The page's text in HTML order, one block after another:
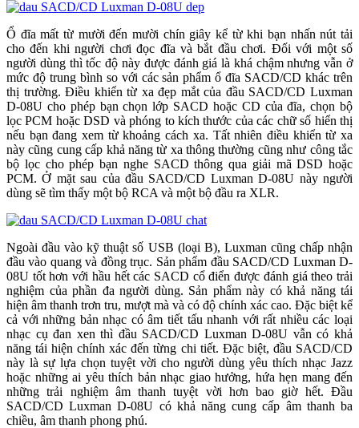
Ổ đĩa mất từ mười đến mười chín giây kể từ khi bạn nhấn nút tải
cho đến khi người chơi đọc đĩa và bắt đầu chơi. Đối với một số
người dùng thì tốc độ này được đánh giá là khá chậm nhưng vẫn ở
mức độ trung bình so với các sản phẩm ổ đĩa SACD/CD khác trên
thị trường. Điều khiển từ xa đẹp mắt của đầu SACD/CD Luxman
D-08U cho phép bạn chọn lớp SACD hoặc CD của đĩa, chọn bộ
lọc PCM hoặc DSD và phóng to kích thước của các chữ số hiển thị
nếu bạn đang xem từ khoảng cách xa. Tất nhiên điều khiển từ xa
này cũng cung cấp khả năng từ xa thông thường cũng như công tắc
bộ lọc cho phép bạn nghe SACD thông qua giải mã DSD hoặc
PCM. Ở mặt sau của đầu SACD/CD Luxman D-08U này người
dùng sẽ tìm thấy một bộ RCA và một bộ đầu ra XLR.
Ngoài đầu vào kỹ thuật số USB (loại B), Luxman cũng chấp nhận
đầu vào quang và đồng trục. Sản phẩm đầu SACD/CD Luxman D-
08U tốt hơn với hầu hết các SACD cổ điển được đánh giá theo trải
nghiệm của phần đa người dùng. Sản phẩm này có khả năng tái
hiện âm thanh trơn tru, mượt mà và có độ chính xác cao. Đặc biệt kể
cả với những bản nhạc có âm tiết tấu nhanh với rất nhiều các loại
nhạc cụ đan xen thì đầu SACD/CD Luxman D-08U vẫn có khả
năng tái hiện chính xác đến từng chi tiết. Đặc biệt, đầu SACD/CD
này là sự lựa chọn tuyệt vời cho người dùng yêu thích nhạc Jazz
hoặc những ai yêu thích bản nhạc giao hưởng, hứa hẹn mang đến
những trải nghiệm âm thanh tuyệt vời hơn bao giờ hết. Đầu
SACD/CD Luxman D-08U có khả năng cung cấp âm thanh ba
chiều, âm thanh phong phú.